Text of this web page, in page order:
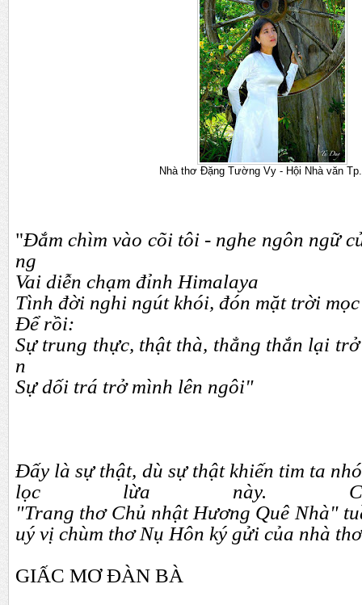
Nhà thơ Đặng Tường Vy - Hội Nhà văn
"Đắm chìm vào cõi tôi - nghe ngôn ngữ
ng
Vai diễn chạm đỉnh Himalaya
Tình đời nghi ngút khói, đón mặt trời
Để rồi:
Sự trung thực, thật thà, thẳng thắn lại
n
Sự dối trá trở mình lên ngôi"
Đấy là sự thật, dù sự thật khiến tim ta
lọc lừa này.
"Trang thơ Chủ nhật Hương Quê Nhà"
uý vị chùm thơ Nụ Hôn ký gửi của nhà
GIẤC MƠ ĐÀN BÀ